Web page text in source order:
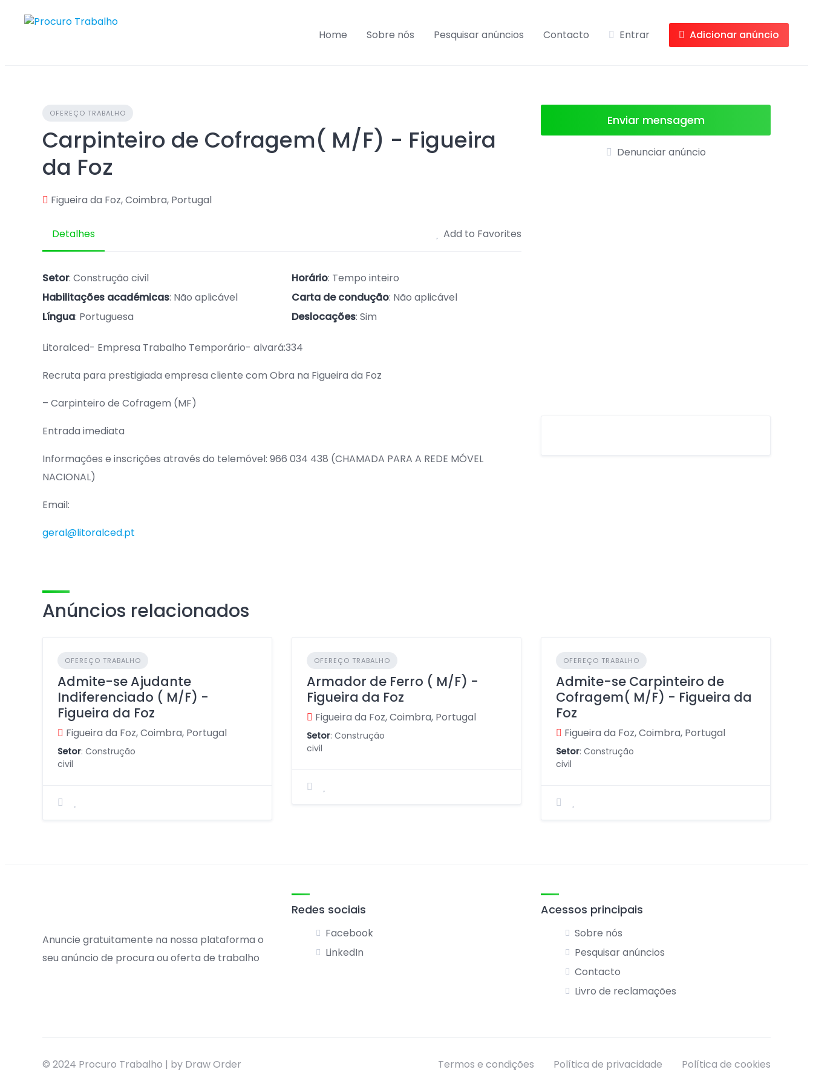
Home Sobre nós Pesquisar anúncios Contacto Entrar Adicionar anúncio
OFEREÇO TRABALHO
Carpinteiro de Cofragem( M/F) - Figueira
da Foz
Figueira da Foz, Coimbra, Portugal
Detalhes Add to Favorites
Setor: Construção civil Horário: Tempo inteiro
Habilitações académicas: Não aplicável Carta de condução: Não aplicável
Língua: Portuguesa Deslocações: Sim
Litoralced- Empresa Trabalho Temporário- alvará:334
Recruta para prestigiada empresa cliente com Obra na Figueira da Foz
– Carpinteiro de Cofragem (MF)
Entrada imediata
Informações e inscrições através do telemóvel: 966 034 438 (CHAMADA PARA A REDE MÓVEL
NACIONAL)
Email:
geral@litoralced.pt
Enviar mensagem
Denunciar anúncio
Anúncios relacionados
OFEREÇO TRABALHO
Admite-se Ajudante
Indiferenciado ( M/F) -
Figueira da Foz
Figueira da Foz, Coimbra, Portugal
Setor: Construção
civil
OFEREÇO TRABALHO
Armador de Ferro ( M/F) -
Figueira da Foz
Figueira da Foz, Coimbra, Portugal
Setor: Construção
civil
OFEREÇO TRABALHO
Admite-se Carpinteiro de
Cofragem( M/F) - Figueira da
Foz
Figueira da Foz, Coimbra, Portugal
Setor: Construção
civil
Anuncie gratuitamente na nossa plataforma o
seu anúncio de procura ou oferta de trabalho
Redes sociais
Facebook
LinkedIn
Acessos principais
Sobre nós
Pesquisar anúncios
Contacto
Livro de reclamações
© 2024 Procuro Trabalho | by Draw Order Termos e condições Política de privacidade Política de cookies